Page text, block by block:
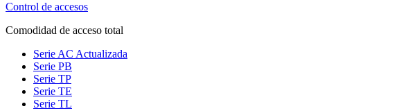
Control de accesos
Comodidad de acceso total
Serie AC Actualizada
Serie PB
Serie TP
Serie TE
Serie TL